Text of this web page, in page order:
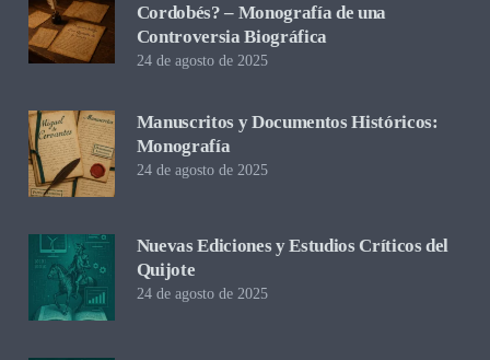
Cordobés? – Monografía de una
Controversia Biográfica
24 de agosto de 2025
Manuscritos y Documentos Históricos:
Monografía
24 de agosto de 2025
Nuevas Ediciones y Estudios Críticos del
Quijote
24 de agosto de 2025